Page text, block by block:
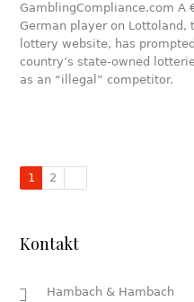
GamblingCompliance.com A
German player on Lottoland,
lottery website, has
country’s state-owned
as an “illegal” competitor.
1 2
Kontakt
Hambach & Hambach